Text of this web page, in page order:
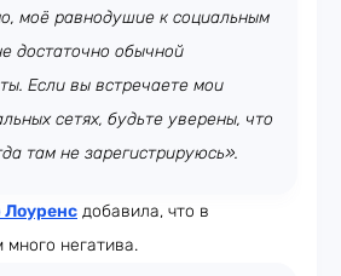
моё равнодушие к социальным
достаточно обычной
Если вы встречаете мои
сетях, будьте уверены, что
там не зарегистрируюсь».
добавила, что в
негатива.